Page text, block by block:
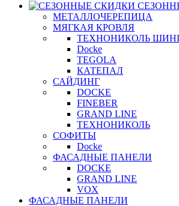
МЕТАЛЛОЧЕРЕПИЦА
МЯГКАЯ КРОВЛЯ
ТЕХНОНИКОЛЬ
Docke
TEGOLA
КАТЕПАЛ
САЙДИНГ
DOCKE
FINEBER
GRAND LINE
ТЕХНОНИКОЛЬ
СОФИТЫ
Docke
ФАСАДНЫЕ ПАНЕЛИ
DOCKE
GRAND LINE
VOX
ФАСАДНЫЕ ПАНЕЛИ